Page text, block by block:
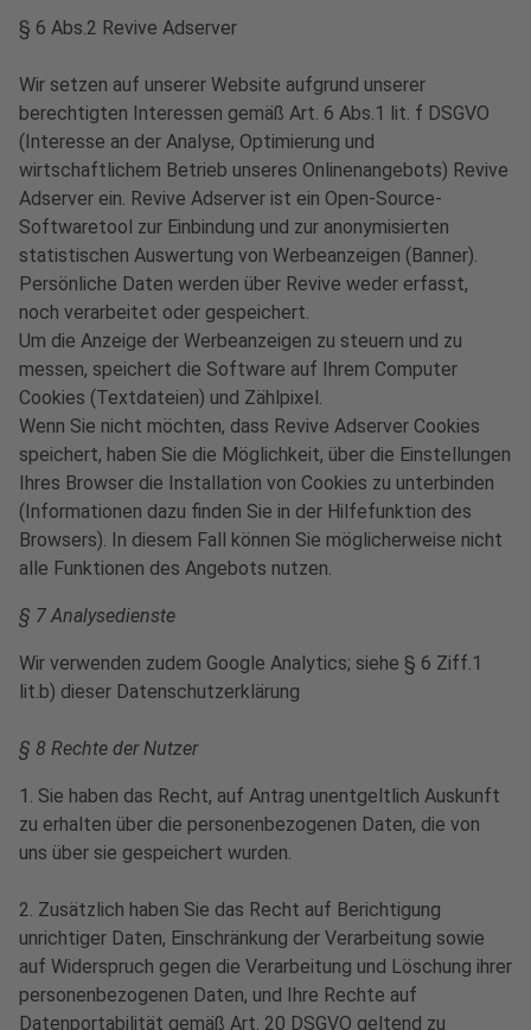
§ 6 Abs.2 Revive Adserver
Wir setzen auf unserer Website aufgrund unserer
berechtigten Interessen gemäß Art. 6 Abs.1 lit. f DSGVO
(Interesse an der Analyse, Optimierung und
wirtschaftlichem Betrieb unseres Onlinenangebots) Revive
Adserver ein. Revive Adserver ist ein Open-Source-
Softwaretool zur Einbindung und zur anonymisierten
statistischen Auswertung von Werbeanzeigen (Banner).
Persönliche Daten werden über Revive weder erfasst,
noch verarbeitet oder gespeichert.
Um die Anzeige der Werbeanzeigen zu steuern und zu
messen, speichert die Software auf Ihrem Computer
Cookies (Textdateien) und Zählpixel.
Wenn Sie nicht möchten, dass Revive Adserver Cookies
speichert, haben Sie die Möglichkeit, über die Einstellungen
Ihres Browser die Installation von Cookies zu unterbinden
(Informationen dazu finden Sie in der Hilfefunktion des
Browsers). In diesem Fall können Sie möglicherweise nicht
alle Funktionen des Angebots nutzen.
§ 7 Analysedienste
Wir verwenden zudem Google Analytics; siehe § 6 Ziff.1
lit.b) dieser Datenschutzerklärung
§ 8 Rechte der Nutzer
1. Sie haben das Recht, auf Antrag unentgeltlich Auskunft
zu erhalten über die personenbezogenen Daten, die von
uns über sie gespeichert wurden.
2. Zusätzlich haben Sie das Recht auf Berichtigung
unrichtiger Daten, Einschränkung der Verarbeitung sowie
auf Widerspruch gegen die Verarbeitung und Löschung ihrer
personenbezogenen Daten, und Ihre Rechte auf
Datenportabilität gemäß Art. 20 DSGVO geltend zu